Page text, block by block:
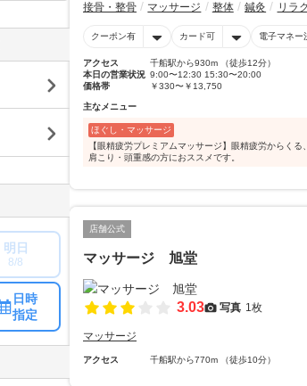
接骨・整骨 マッサージ 整体 鍼灸 リラ
クーポン有 カード可 電子マネー
アクセス
千船駅から930m （徒歩12分）
本日の営業状況 9:00〜12:30 15:30〜20:00
価格帯
￥330〜￥13,750
主なメニュー
ほぐし・マッサージ
【眼精疲労プレミアムマッサージ】眼精疲労からく
肩こり・頭重感の方におススメです。
店舗公式
マッサージ 旭堂
3.03 写真 1枚
マッサージ
アクセス 千船駅から770m （徒歩10分）
明日
8/8
日時
指定